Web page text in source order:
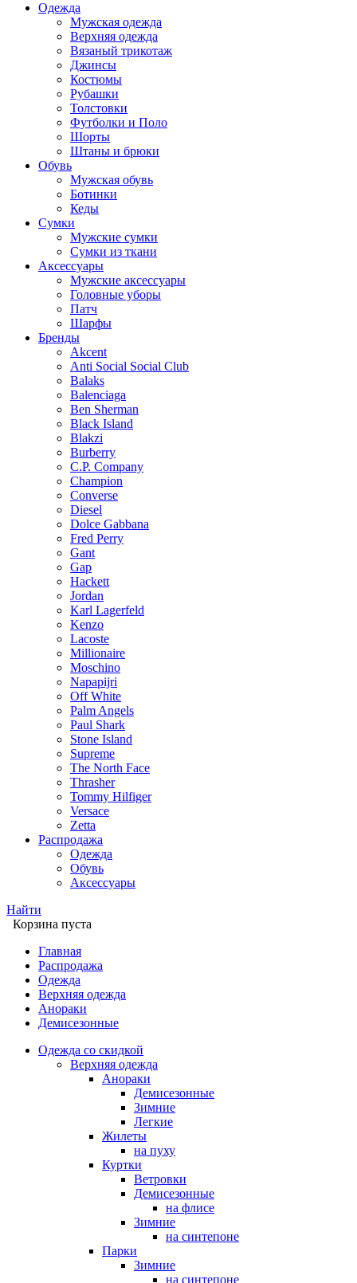
Одежда
Мужская одежда
Верхняя одежда
Вязаный трикотаж
Джинсы
Костюмы
Рубашки
Толстовки
Футболки и Поло
Шорты
Штаны и брюки
Обувь
Мужская обувь
Ботинки
Кеды
Сумки
Мужские сумки
Сумки из ткани
Аксессуары
Мужские аксессуары
Головные уборы
Патч
Шарфы
Бренды
Akcent
Anti Social Social Club
Balaks
Balenciaga
Ben Sherman
Black Island
Blakzi
Burberry
C.P. Company
Champion
Converse
Diesel
Dolce Gabbana
Fred Perry
Gant
Gap
Hackett
Jordan
Karl Lagerfeld
Kenzo
Lacoste
Millionaire
Moschino
Napapijri
Off White
Palm Angels
Paul Shark
Stone Island
Supreme
The North Face
Thrasher
Tommy Hilfiger
Versace
Zetta
Распродажа
Одежда
Обувь
Аксессуары
Найти
Корзина пуста
Главная
Распродажа
Одежда
Верхняя одежда
Анораки
Демисезонные
Одежда со скидкой
Верхняя одежда
Анораки
Демисезонные
Зимние
Легкие
Жилеты
на пуху
Куртки
Ветровки
Демисезонные
на флисе
Зимние
на синтепоне
Парки
Зимние
на синтепоне